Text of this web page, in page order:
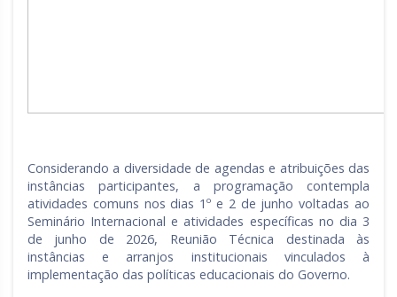
Considerando a diversidade de agendas e atribuições das
instâncias participantes, a programação contempla
atividades comuns nos dias 1º e 2 de junho voltadas ao
Seminário Internacional e atividades específicas no dia 3
de junho de 2026, Reunião Técnica destinada às
instâncias e arranjos institucionais vinculados à
implementação das políticas educacionais do Governo.